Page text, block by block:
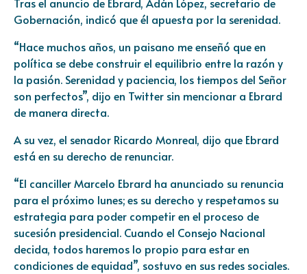
Gobernación, indicó que él apuesta por la serenidad.
“Hace muchos años, un paisano me enseñó que en
política se debe construir el equilibrio entre la razón y
la pasión. Serenidad y paciencia, los tiempos del Señor
son perfectos”, dijo en Twitter sin mencionar a Ebrard
de manera directa.
A su vez, el senador Ricardo Monreal, dijo que Ebrard
está en su derecho de renunciar.
“El canciller Marcelo Ebrard ha anunciado su renuncia
para el próximo lunes; es su derecho y respetamos su
estrategia para poder competir en el proceso de
sucesión presidencial. Cuando el Consejo Nacional
decida, todos haremos lo propio para estar en
condiciones de equidad”, sostuvo en sus redes sociales.